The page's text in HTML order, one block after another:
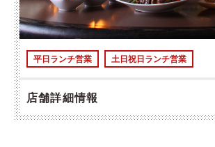
平日ランチ営業 土日祝日ランチ営業
店舗詳細情報